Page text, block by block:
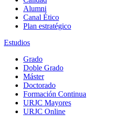
Alumni
Canal Ético
Plan estratégico
Estudios
Grado
Doble Grado
Máster
Doctorado
Formación Continua
URJC Mayores
URJC Online